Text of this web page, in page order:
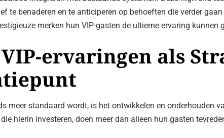
te benaderen en te anticiperen op behoeften die verder
merken hun VIP-gasten de ultieme ervaring
ervaringen als
meer standaard wordt, is het ontwikkelen en onderhouden
hierin investeren, doen meer dan alleen hun gasten